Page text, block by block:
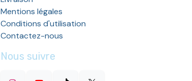
Mentions légales
Conditions d'utilisation
Contactez-nous
Nous suivre